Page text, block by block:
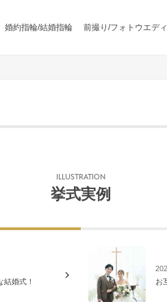
婚約指輪/結婚指輪 前撮り/フォトウエデ
ILLUSTRATION
挙式実例
婚式！
お